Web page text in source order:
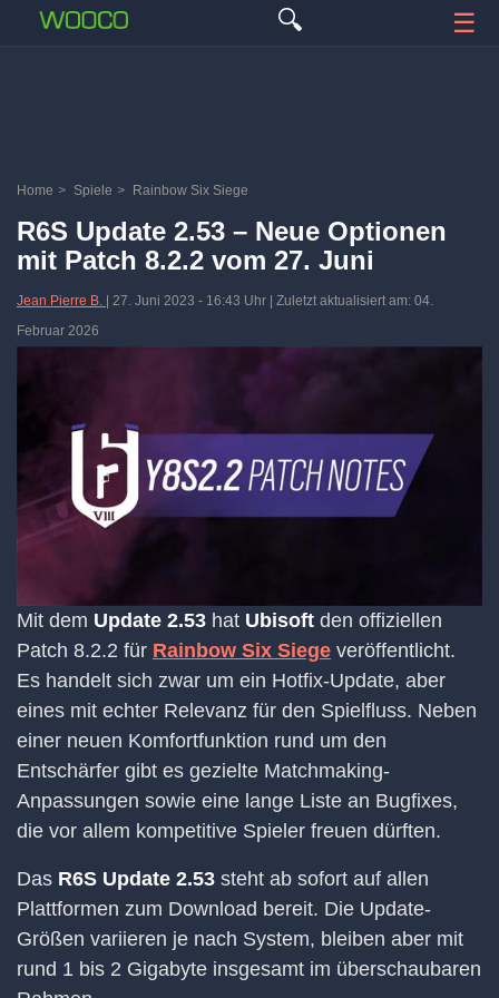
🔍 ☰
Home > Spiele > Rainbow Six Siege
R6S Update 2.53 – Neue Optionen
mit Patch 8.2.2 vom 27. Juni
Jean Pierre B. 27. Juni 2023 - 16:43 Uhr | Zuletzt aktualisiert am: 04.
Februar 2026
Mit dem Update 2.53 hat Ubisoft den offiziellen
Patch 8.2.2 für Rainbow Six Siege veröffentlicht.
Es handelt sich zwar um ein Hotfix-Update, aber
eines mit echter Relevanz für den Spielfluss. Neben
einer neuen Komfortfunktion rund um den
Entschärfer gibt es gezielte Matchmaking-
Anpassungen sowie eine lange Liste an Bugfixes,
die vor allem kompetitive Spieler freuen dürften.
Das R6S Update 2.53 steht ab sofort auf allen
Plattformen zum Download bereit. Die Update-
Größen variieren je nach System, bleiben aber mit
rund 1 bis 2 Gigabyte insgesamt im überschaubaren